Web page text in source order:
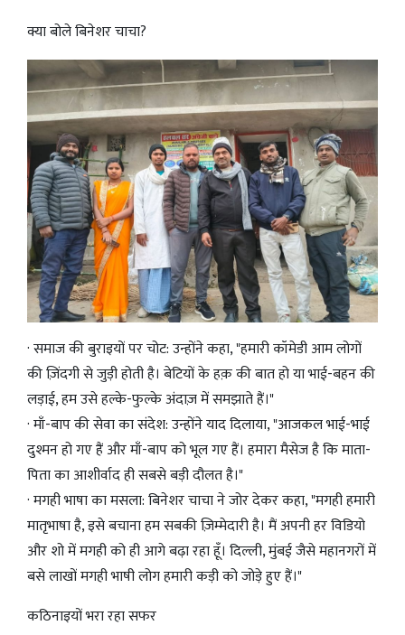
क्या बोले बिनेशर चाचा?
· समाज की बुराइयों पर चोट: उन्होंने कहा, "हमारी कॉमेडी आम लोगों
की ज़िंदगी से जुड़ी होती है। बेटियों के हक़ की बात हो या भाई-बहन की
लड़ाई, हम उसे हल्के-फुल्के अंदाज़ में समझाते हैं।"
· माँ-बाप की सेवा का संदेश: उन्होंने याद दिलाया, "आजकल भाई-भाई
दुश्मन हो गए हैं और माँ-बाप को भूल गए हैं। हमारा मैसेज है कि माता-
पिता का आशीर्वाद ही सबसे बड़ी दौलत है।"
· मगही भाषा का मसला: बिनेशर चाचा ने जोर देकर कहा, "मगही हमारी
मातृभाषा है, इसे बचाना हम सबकी ज़िम्मेदारी है। मैं अपनी हर विडियो
और शो में मगही को ही आगे बढ़ा रहा हूँ। दिल्ली, मुंबई जैसे महानगरों में
बसे लाखों मगही भाषी लोग हमारी कड़ी को जोड़े हुए हैं।"
कठिनाइयों भरा रहा सफर